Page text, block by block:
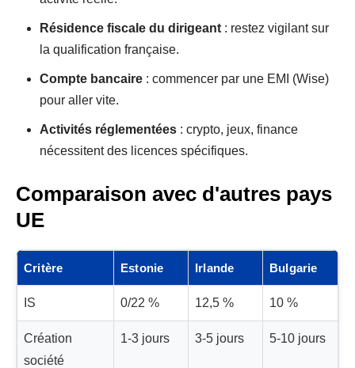
Résidence fiscale du dirigeant : restez vigilant sur
la qualification française.
Compte bancaire : commencer par une EMI (Wise)
pour aller vite.
Activités réglementées : crypto, jeux, finance
nécessitent des licences spécifiques.
Comparaison avec d'autres pays
UE
Critère Estonie Irlande Bulgarie
IS 0/22 % 12,5 % 10 %
Création
société
1-3 jours 3-5 jours 5-10 jours